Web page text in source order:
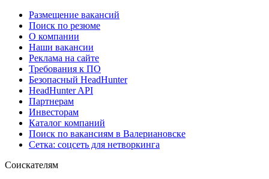
Размещение вакансий
Поиск по резюме
О компании
Наши вакансии
Реклама на сайте
Требования к ПО
Безопасный HeadHunter
HeadHunter API
Партнерам
Инвесторам
Каталог компаний
Поиск по вакансиям в Валериановске
Сетка: соцсеть для нетворкинга
Соискателям